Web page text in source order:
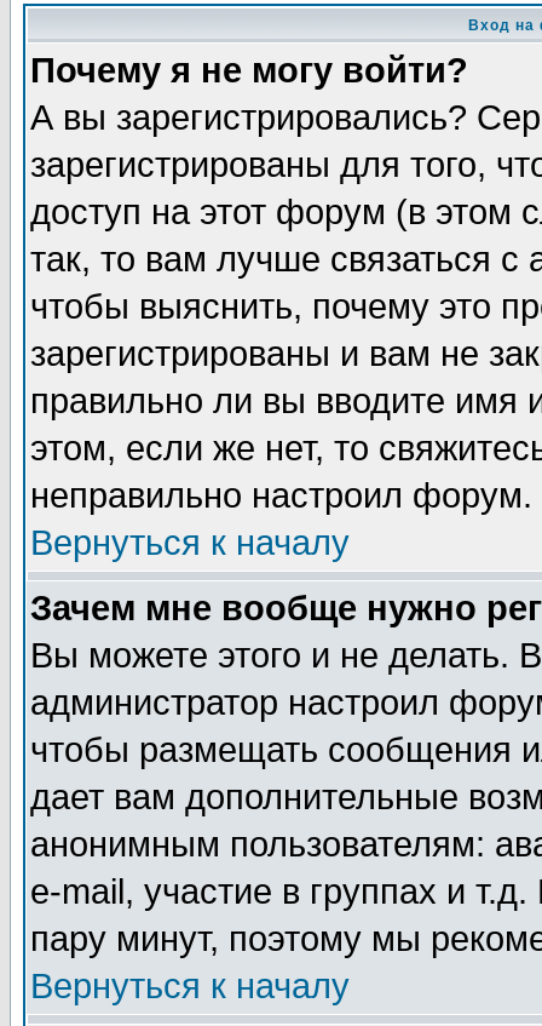
Вход на
Почему я не могу войти?
А вы зарегистрировались?
зарегистрированы для того,
доступ на этот форум (в этом
так, то вам лучше связаться
чтобы выяснить, почему это
зарегистрированы и вам не
правильно ли вы вводите
этом, если же нет, то
неправильно настроил форум.
Вернуться к началу
Зачем мне вообще нужно
Вы можете этого и не делать.
администратор настроил
чтобы размещать сообщения
дает вам дополнительные
анонимным пользователям:
e-mail, участие в группах и
пару минут, поэтому мы
Вернуться к началу